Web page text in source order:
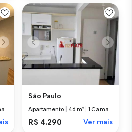
São Paulo
Apartamento 46 m² 1 Cama
R$ 4.290 Ver mais